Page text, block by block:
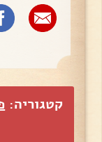
קטגוריה: